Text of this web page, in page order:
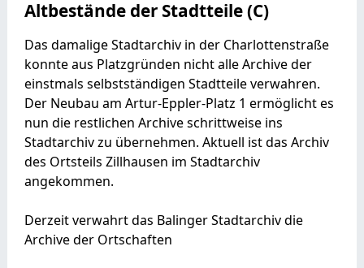
Altbestände der Stadtteile (C)
Das damalige Stadtarchiv in der Charlottenstraße
konnte aus Platzgründen nicht alle Archive der
einstmals selbstständigen Stadtteile verwahren.
Der Neubau am Artur-Eppler-Platz 1 ermöglicht es
nun die restlichen Archive schrittweise ins
Stadtarchiv zu übernehmen. Aktuell ist das Archiv
des Ortsteils Zillhausen im Stadtarchiv
angekommen.
Derzeit verwahrt das Balinger Stadtarchiv die
Archive der Ortschaften